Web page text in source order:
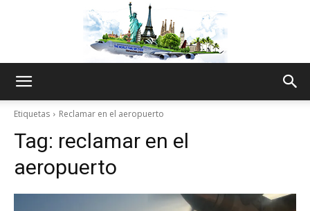
Etiquetas Reclamar en el aeropuerto
Tag: reclamar en el
aeropuerto